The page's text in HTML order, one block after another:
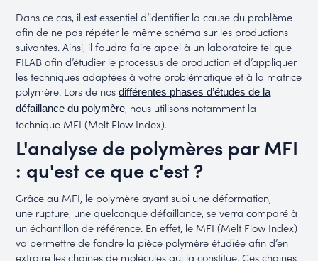
Dans ce cas, il est essentiel d’identifier la cause du problème
afin de ne pas répéter le même schéma sur les productions
suivantes. Ainsi, il faudra faire appel à un laboratoire tel que
FILAB afin d’étudier le processus de production et d’appliquer
les techniques adaptées à votre problématique et à la matrice
polymère. Lors de nosdifférentes phases d’études de la
défaillance du polymère, nous utilisons notamment la
technique MFI (Melt Flow Index).
L'analyse de polymères par MFI
: qu'est ce que c'est ?
Grâce au MFI, le polymère ayant subi une déformation,
une rupture, une quelconque défaillance, se verra comparé à
un échantillon de référence. En effet, le MFI (Melt Flow Index)
va permettre de fondre la pièce polymère étudiée afin d’en
extraire les chaines de molécules qui la constitue. Ces chaines